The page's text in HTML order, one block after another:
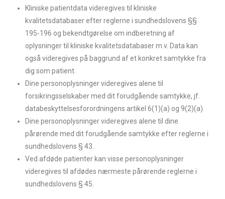
Kliniske patientdata videregives til kliniske
kvalitetsdatabaser efter reglerne i sundhedslovens §§
195-196 og bekendtgørelse om indberetning af
oplysninger til kliniske kvalitetsdatabaser m.v. Data kan
også videregives på baggrund af et konkret samtykke fra
dig som patient.
Dine personoplysninger videregives alene til
forsikringsselskaber med dit forudgående samtykke, jf.
databeskyttelsesforordningens artikel 6(1)(a) og 9(2)(a).
Dine personoplysninger videregives alene til dine
pårørende med dit forudgående samtykke efter reglerne i
sundhedslovens § 43.
Ved afdøde patienter kan visse personoplysninger
videregives til afdødes nærmeste pårørende reglerne i
sundhedslovens § 45.